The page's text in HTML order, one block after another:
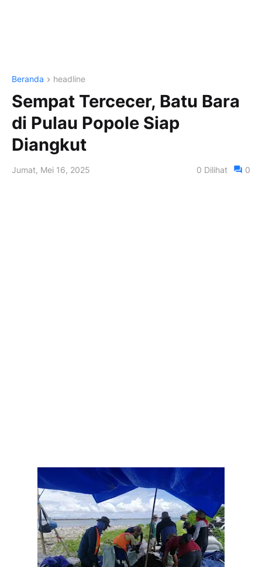
Beranda headline
Sempat Tercecer, Batu Bara
di Pulau Popole Siap
Diangkut
Jumat, Mei 16, 2025 0 Dilihat 0